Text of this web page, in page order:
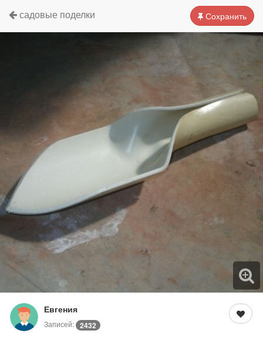
Сохранить
садовые поделки
Евгения
Записей: 2432